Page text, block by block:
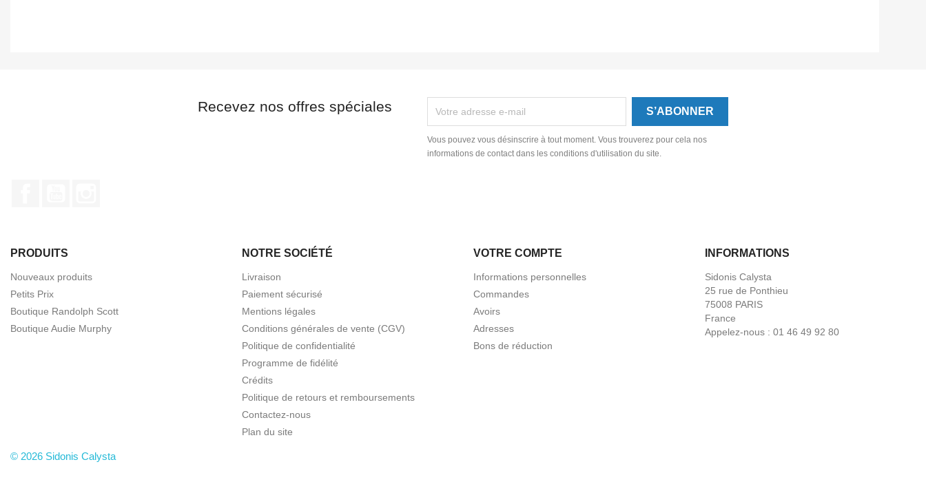
Recevez nos offres spéciales
Vous pouvez vous désinscrire à tout moment. Vous trouverez pour cela nos
informations de contact dans les conditions d'utilisation du site.
PRODUITS
Nouveaux produits
Petits Prix
Boutique Randolph Scott
Boutique Audie Murphy
NOTRE SOCIÉTÉ
Livraison
Paiement sécurisé
Mentions légales
Conditions générales de vente (CGV)
Politique de confidentialité
Programme de fidélité
Crédits
Politique de retours et remboursements
Contactez-nous
Plan du site
VOTRE COMPTE
Informations personnelles
Commandes
Avoirs
Adresses
Bons de réduction
INFORMATIONS
Sidonis Calysta
25 rue de Ponthieu
75008 PARIS
France
Appelez-nous : 01 46 49 92 80
© 2026 Sidonis Calysta